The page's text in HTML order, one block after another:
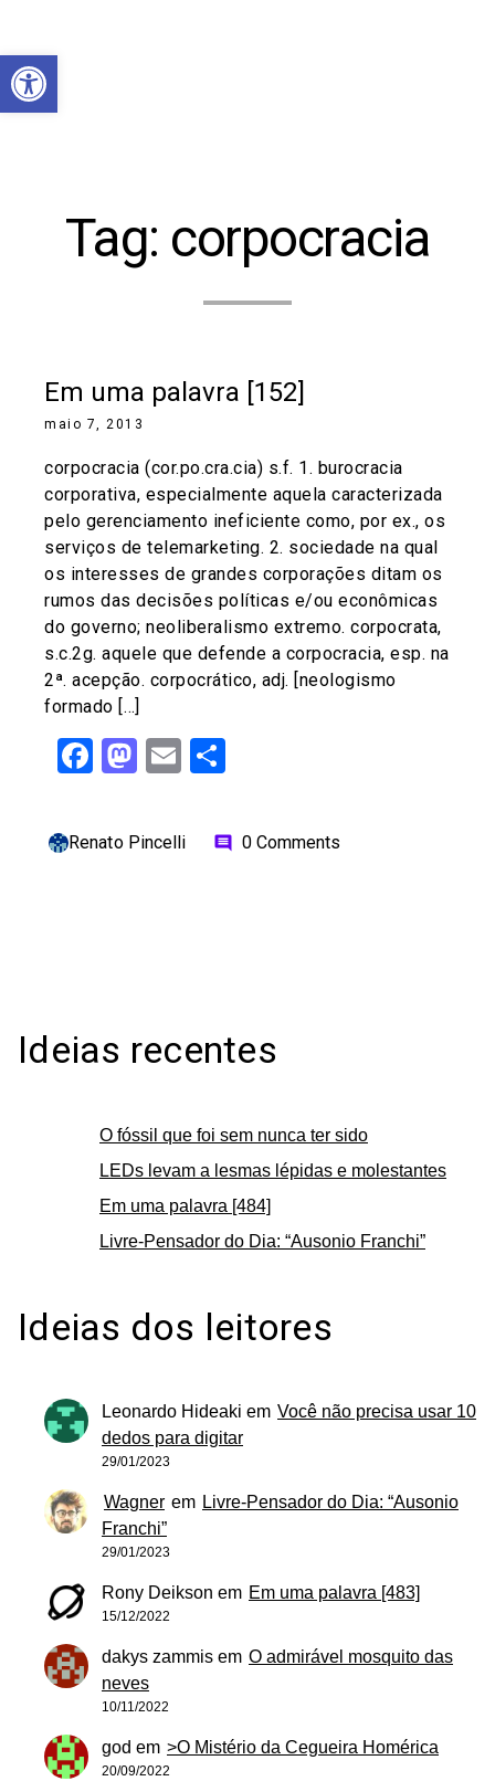
Abrir a barra de ferramentas
Tag: corpocracia
Em uma palavra [152]
maio 7, 2013
corpocracia (cor.po.cra.cia) s.f. 1. burocracia
corporativa, especialmente aquela caracterizada
pelo gerenciamento ineficiente como, por ex., os
serviços de telemarketing. 2. sociedade na qual
os interesses de grandes corporações ditam os
rumos das decisões políticas e/ou econômicas
do governo; neoliberalismo extremo. corpocrata,
s.c.2g. aquele que defende a corpocracia, esp. na
2ª. acepção. corpocrático, adj. [neologismo
formado […]
Facebook
Mastodon
Email
Renato Pincelli comment 0 Comments
Ideias recentes
O fóssil que foi sem nunca ter sido
LEDs levam a lesmas lépidas e molestantes
Em uma palavra [484]
Livre-Pensador do Dia: “Ausonio Franchi”
Ideias dos leitores
Leonardo Hideaki em Você não precisa usar 10
dedos para digitar
29/01/2023
Wagner em Livre-Pensador do Dia: “Ausonio
Franchi”
29/01/2023
Rony Deikson em Em uma palavra [483]
15/12/2022
dakys zammis em O admirável mosquito das
neves
10/11/2022
god em >O Mistério da Cegueira Homérica
20/09/2022